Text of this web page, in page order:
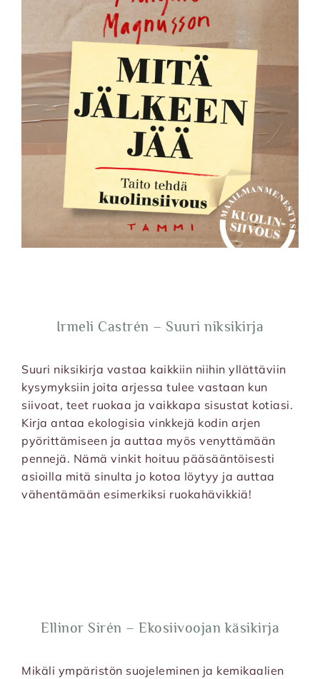
Irmeli Castrén – Suuri niksikirja
Suuri niksikirja vastaa kaikkiin niihin yllättäviin
kysymyksiin joita arjessa tulee vastaan kun
siivoat, teet ruokaa ja vaikkapa sisustat kotiasi.
Kirja antaa ekologisia vinkkejä kodin arjen
pyörittämiseen ja auttaa myös venyttämään
pennejä. Nämä vinkit hoituu pääsääntöisesti
asioilla mitä sinulta jo kotoa löytyy ja auttaa
vähentämään esimerkiksi ruokahävikkiä!
Ellinor Sirén – Ekosiivoojan käsikirja
Mikäli ympäristön suojeleminen ja kemikaalien